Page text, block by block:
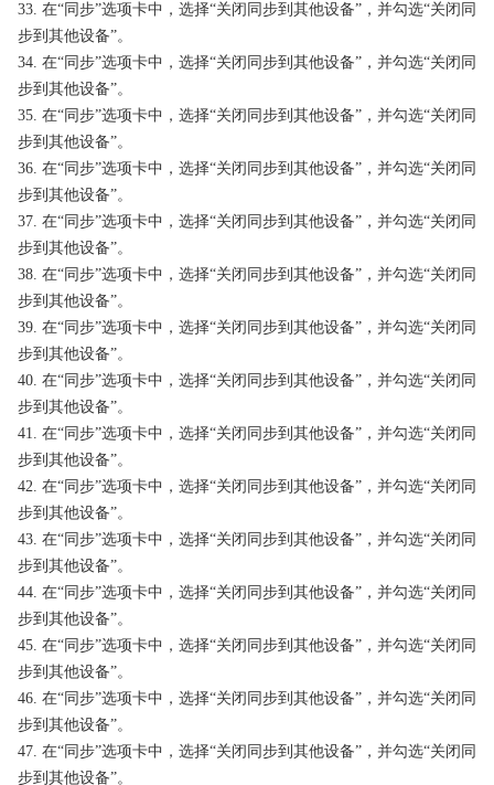
33. 在“同步”选项卡中，选择“关闭同步到其他设备”，并勾选“关闭同
步到其他设备”。
34. 在“同步”选项卡中，选择“关闭同步到其他设备”，并勾选“关闭同
步到其他设备”。
35. 在“同步”选项卡中，选择“关闭同步到其他设备”，并勾选“关闭同
步到其他设备”。
36. 在“同步”选项卡中，选择“关闭同步到其他设备”，并勾选“关闭同
步到其他设备”。
37. 在“同步”选项卡中，选择“关闭同步到其他设备”，并勾选“关闭同
步到其他设备”。
38. 在“同步”选项卡中，选择“关闭同步到其他设备”，并勾选“关闭同
步到其他设备”。
39. 在“同步”选项卡中，选择“关闭同步到其他设备”，并勾选“关闭同
步到其他设备”。
40. 在“同步”选项卡中，选择“关闭同步到其他设备”，并勾选“关闭同
步到其他设备”。
41. 在“同步”选项卡中，选择“关闭同步到其他设备”，并勾选“关闭同
步到其他设备”。
42. 在“同步”选项卡中，选择“关闭同步到其他设备”，并勾选“关闭同
步到其他设备”。
43. 在“同步”选项卡中，选择“关闭同步到其他设备”，并勾选“关闭同
步到其他设备”。
44. 在“同步”选项卡中，选择“关闭同步到其他设备”，并勾选“关闭同
步到其他设备”。
45. 在“同步”选项卡中，选择“关闭同步到其他设备”，并勾选“关闭同
步到其他设备”。
46. 在“同步”选项卡中，选择“关闭同步到其他设备”，并勾选“关闭同
步到其他设备”。
47. 在“同步”选项卡中，选择“关闭同步到其他设备”，并勾选“关闭同
步到其他设备”。